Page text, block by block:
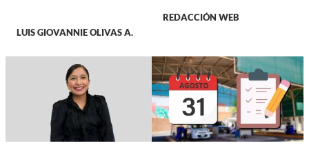
LUIS GIOVANNIE OLIVAS A.
REDACCIÓN WEB